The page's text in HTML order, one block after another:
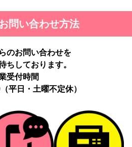
情報、（同意時）メールアドレス等の
ンソールからの連携。
：Google LLC等）。
契約：提供先と個人情報取扱い契約
限、安全管理措置等）を締結していま
げる場合以外に、事前にご本人の同意
ありません。
問い合わせ方法
のお問い合わせを
ちしております。
受付時間
平日・土曜不定休）